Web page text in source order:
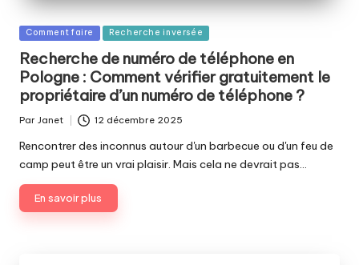
Publié
Comment faire Recherche inversée
Recherche de numéro de téléphone en
Pologne : Comment vérifier gratuitement le
propriétaire d’un numéro de téléphone ?
Publié
Par Janet 12 décembre 2025
Rencontrer des inconnus autour d'un barbecue ou d'un feu de
camp peut être un vrai plaisir. Mais cela ne devrait pas…
En savoir plus